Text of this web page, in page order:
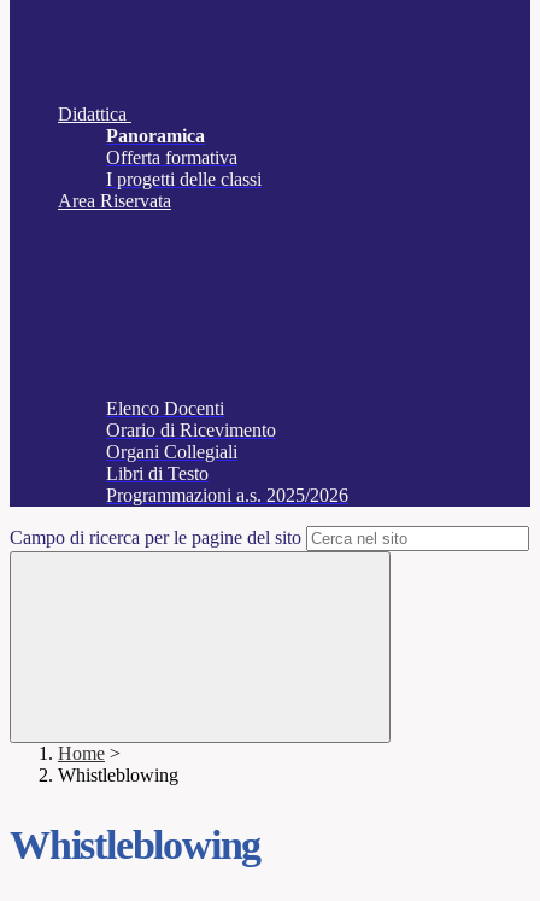
Didattica
Panoramica
Offerta formativa
I progetti delle classi
Area Riservata
Elenco Docenti
Orario di Ricevimento
Organi Collegiali
Libri di Testo
Programmazioni a.s. 2025/2026
Campo di ricerca per le pagine del sito
Home >
Whistleblowing
Whistleblowing